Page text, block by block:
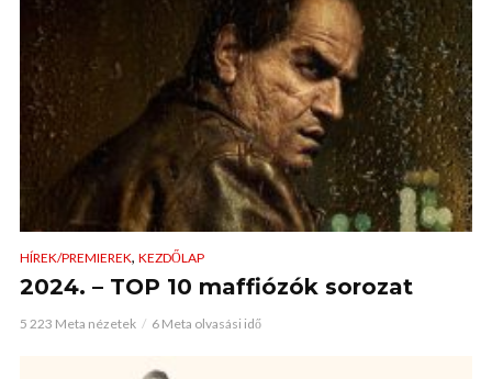
HÍREK/PREMIEREK, KEZDŐLAP
2024. – TOP 10 maffiózók sorozat
5 223 Meta nézetek 6 Meta olvasási idő